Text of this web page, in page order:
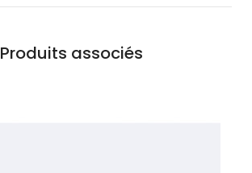
Produits associés